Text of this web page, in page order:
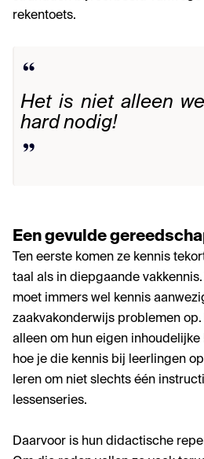
rekentoets.
Het is niet alleen
hard nodig!
Een gevulde
Ten eerste komen ze kennis
taal als in diepgaande
moet immers wel kennis
zaakvakonderwijs problemen
alleen om hun eigen inhoudelijke
hoe je die kennis bij leerlingen
leren om niet slechts één
lessenseries.
Daarvoor is hun didactische